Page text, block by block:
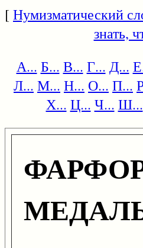
[Нумизматический
знать,
А... Б... В... Г... Д...
Л... М... Н... О... П...
Х... Ц... Ч... Ш...